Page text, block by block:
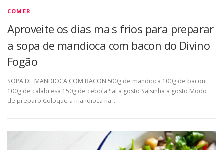
COMER
Aproveite os dias mais frios para preparar
a sopa de mandioca com bacon do Divino
Fogão
SOPA DE MANDIOCA COM BACON 500g de mandioca 100g de bacon
100g de calabresa 150g de cebola Sal a gosto Salsinha a gosto Modo
de preparo Coloque a mandioca na …